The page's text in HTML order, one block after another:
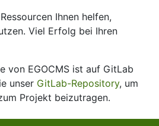
Ihnen helfen,
Viel Erfolg bei Ihren
von EGOCMS ist auf GitLab
unser GitLab-Repository, um
Projekt beizutragen.